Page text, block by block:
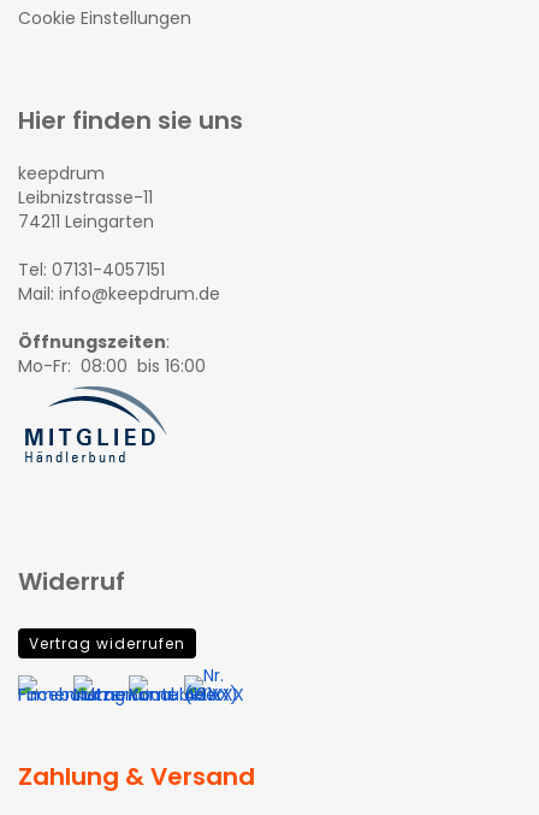
Cookie Einstellungen
Hier finden sie uns
keepdrum
Leibnizstrasse-11
74211 Leingarten
Tel: 07131-4057151
Mail: info@keepdrum.de
Öffnungszeiten:
Mo-Fr: 08:00 bis 16:00
Widerruf
Vertrag widerrufen
Zahlung & Versand